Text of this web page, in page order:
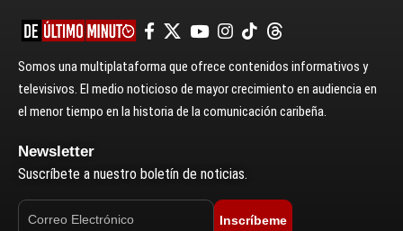
Somos una multiplataforma que ofrece contenidos informativos y
televisivos. El medio noticioso de mayor crecimiento en audiencia en
el menor tiempo en la historia de la comunicación caribeña.
Newsletter
Suscríbete a nuestro boletín de noticias.
Inscríbeme